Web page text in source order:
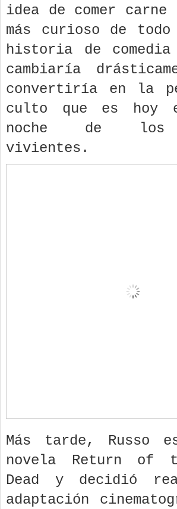
idea de comer carne
más curioso de
historia de
cambiaría
convertiría en la
culto que es hoy
noche de los
vivientes.
Más tarde, Russo
novela Return of
Dead y decidió
adaptación